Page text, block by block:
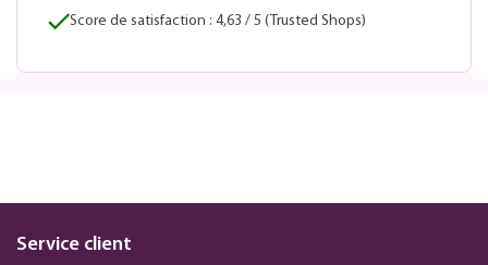
Score de satisfaction : 4,63 / 5 (Trusted Shops)
Service client